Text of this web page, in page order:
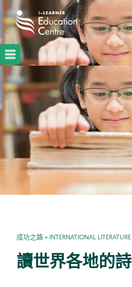
成功之路» INTERNATIONAL LITERATURE
讀世界各地的詩